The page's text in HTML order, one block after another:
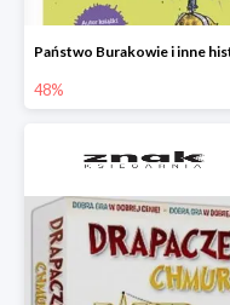
48%